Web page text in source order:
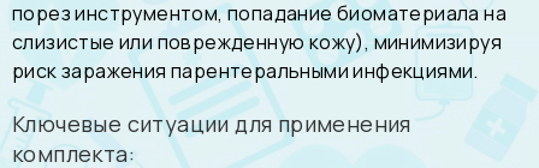
порез инструментом, попадание биоматериала на
слизистые или поврежденную кожу), минимизируя
риск заражения парентеральными инфекциями.
Ключевые ситуации для применения
комплекта: